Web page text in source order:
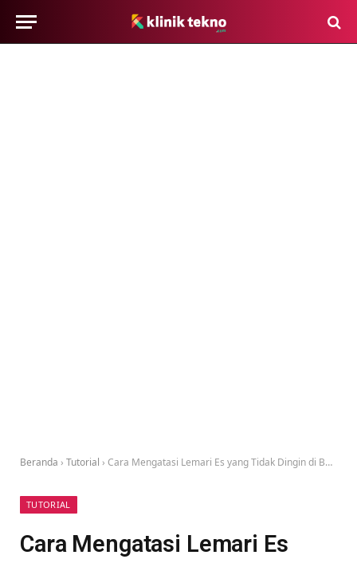
Beranda › Tutorial › Cara Mengatasi Lemari Es yang Tidak Dingin di Bagian Bawah
TUTORIAL
Cara Mengatasi Lemari Es